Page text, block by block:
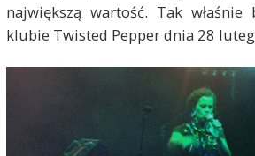
największą wartość. Tak
klubie Twisted Pepper dnia 28